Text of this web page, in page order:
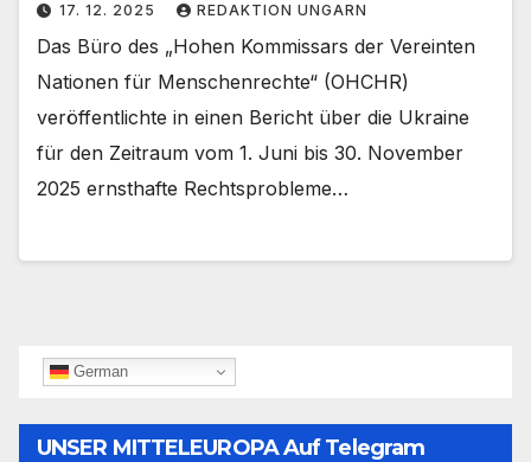
17. 12. 2025 REDAKTION UNGARN
Das Büro des „Hohen Kommissars der Vereinten
Nationen für Menschenrechte“ (OHCHR)
veröffentlichte in einen Bericht über die Ukraine
für den Zeitraum vom 1. Juni bis 30. November
2025 ernsthafte Rechtsprobleme…
German
UNSER MITTELEUROPA Auf Telegram